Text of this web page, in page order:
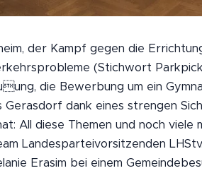
der Kampf gegen die
(Stichwort
die Bewerbung um ein
Gerasdorf dank eines strengen
All diese Themen und noch viele
Landesparteivorsitzenden
Erasim bei einem